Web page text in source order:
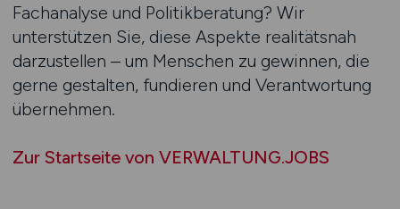
Fachanalyse und Politikberatung? Wir
unterstützen Sie, diese Aspekte realitätsnah
darzustellen – um Menschen zu gewinnen, die
gerne gestalten, fundieren und Verantwortung
übernehmen.
Zur Startseite von VERWALTUNG.JOBS